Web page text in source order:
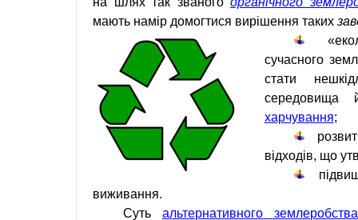
мають намір домогтися вирішення таких
«
сучасного
стати
середовища й
харчування;
відходів, що
виживання.
Сутьальтернативного землеробства